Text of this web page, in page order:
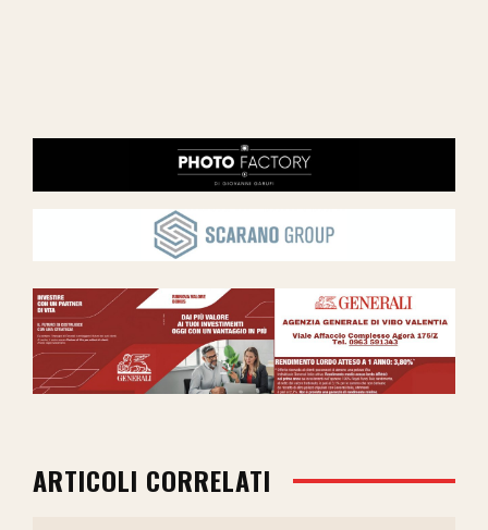
ARTICOLI CORRELATI